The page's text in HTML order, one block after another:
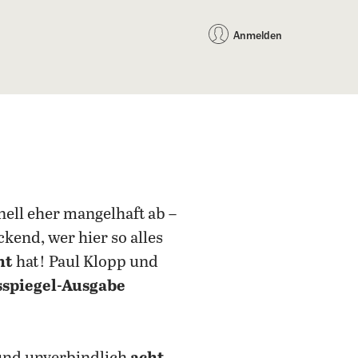
Anmelden
eher mangelhaft ab –
wer hier so alles
hat! Paul Klopp und
Ausgabe